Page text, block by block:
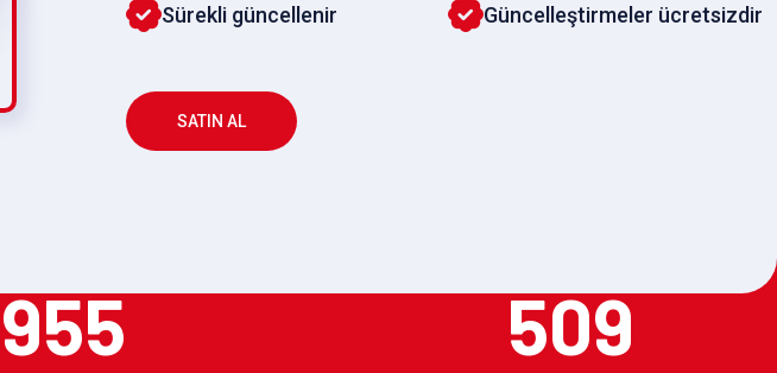
Sürekli güncellenir Güncelleştirmeler ücretsizdir
SATIN AL
955 509